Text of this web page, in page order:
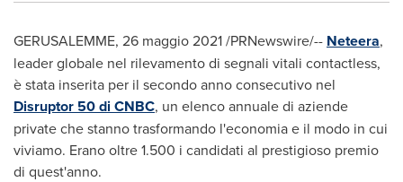
GERUSALEMME, 26 maggio 2021 /PRNewswire/-- Neteera,
leader globale nel rilevamento di segnali vitali contactless,
è stata inserita per il secondo anno consecutivo nel
Disruptor 50 di CNBC, un elenco annuale di aziende
private che stanno trasformando l'economia e il modo in cui
viviamo. Erano oltre 1.500 i candidati al prestigioso premio
di quest'anno.